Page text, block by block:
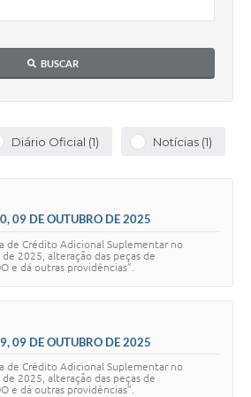
BUSCAR
Diário Oficial (1) Notícias (1)
09 DE OUTUBRO DE 2025
de Crédito Adicional Suplementar no
2025, alteração das peças de
e dá outras providências”.
09 DE OUTUBRO DE 2025
de Crédito Adicional Suplementar no
2025, alteração das peças de
e dá outras providências”.